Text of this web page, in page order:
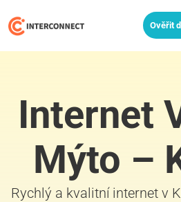
Ověřit
Internet
Mýto –
Rychlý a kvalitní internet v